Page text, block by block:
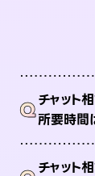
Qチャット
所要時間
チャット